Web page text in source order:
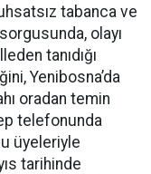
tabanca ve
olayı
tanıdığı
Yenibosna’da
oradan temin
telefonunda
üyeleriyle
tarihinde